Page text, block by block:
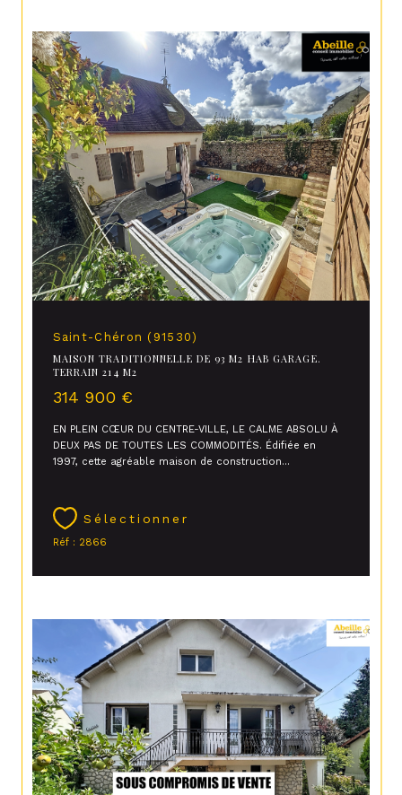
Saint-Chéron (91530)
MAISON TRADITIONNELLE DE 93 M2 HAB GARAGE.
TERRAIN 214 M2
314 900 €
EN PLEIN CŒUR DU CENTRE-VILLE, LE CALME ABSOLU À
DEUX PAS DE TOUTES LES COMMODITÉS. Édifiée en
1997, cette agréable maison de construction...
Sélectionner
Réf : 2866